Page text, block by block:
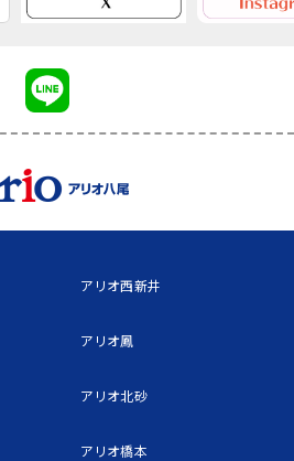
アリオ西新井
アリオ鳳
アリオ北砂
アリオ橋本